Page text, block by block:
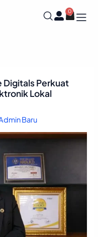
0
Cart
Digitals Perkuat
Lokal
Baru